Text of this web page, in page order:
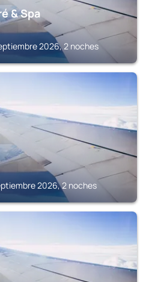
& Spa
2026, 2 noches
2026, 2 noches